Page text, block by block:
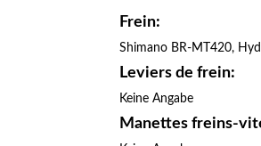
Frein:
Shimano BR-MT420,
Leviers de frein:
Keine Angabe
Manettes freins-